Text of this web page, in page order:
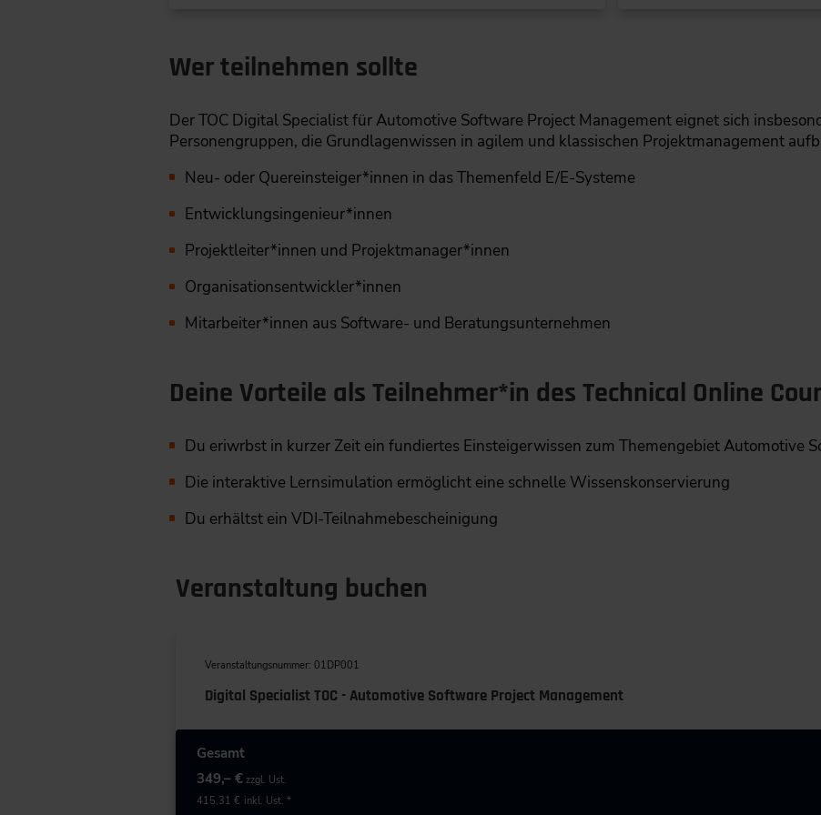
Wer teilnehmen sollte
Der TOC Digital Specialist für Automotive Software Project Management eignet sich
Personengruppen, die Grundlagenwissen in agilem und klassischen Projektmanagement
Neu- oder Quereinsteiger*innen in das Themenfeld E/E-Systeme
Entwicklungsingenieur*innen
Projektleiter*innen und Projektmanager*innen
Organisationsentwickler*innen
Mitarbeiter*innen aus Software- und Beratungsunternehmen
Deine Vorteile als Teilnehmer*in des Technical Online
Du eriwrbst in kurzer Zeit ein fundiertes Einsteigerwissen zum Themengebiet Automotive
Die interaktive Lernsimulation ermöglicht eine schnelle Wissenskonservierung
Du erhältst ein VDI-Teilnahmebescheinigung
Veranstaltung buchen
Veranstaltungsnummer: 01DP001
Digital Specialist TOC - Automotive Software Project Management
Gesamt
349,– € zzgl. Ust.
415,31 € inkl. Ust. *